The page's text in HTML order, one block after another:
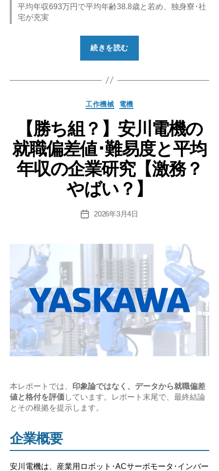
平均年収693万円で平均年齢38.8歳と若め、独身寮･社
宅が充実
続きを読む
日
鋼
所
の
就
偏
差
と
平
均
年
収
究
【激
い？】”
カ
リ
ー
工作機械 電機
【勝ち組？】安川電機の
就職偏差値･難易度と平均
年収の企業研究【激務？
やばい？】
投
2026年3月4日
本レポートでは、 印象論ではなく、データから就職偏差
値と格付を評価しています。レポート末尾で、最終結論
とその根拠を提示します。
企業概要
安川電機は、産業用ロボット･ACサーボモータ･インバー